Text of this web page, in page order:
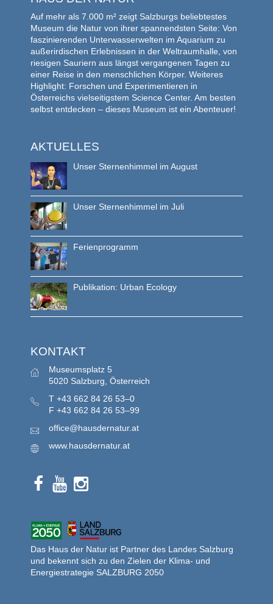
Auf mehr als 7.000 m² zeigt Salzburgs beliebtestes
Museum die Natur von ihrer spannendsten Seite: Von
faszinierenden Unterwasserwelten im Aquarium zu
außerirdischen Erlebnissen in der Weltraumhalle, von
riesigen Sauriern aus längst vergangenen Tagen zu
einer Reise in den menschlichen Körper. Weiteres
Highlight: Forschen und Experimentieren in
Österreichs vielseitigstem Science Center. Am besten
selbst entdecken – dieses Museum ist ein Abenteuer!
AKTUELLES
Unser Sternenhimmel im August
Unser Sternenhimmel im Juli
Ferienprogramm
Publikation: Urban Ecology
KONTAKT
Museumsplatz 5
5020 Salzburg, Österreich
T +43 662 84 26 53–0
F +43 662 84 26 53–99
office@hausdernatur.at
www.hausdernatur.at
Das Haus der Natur ist Partner des Landes Salzburg
und bekennt sich zu den Zielen der Klima- und
Energiestrategie SALZBURG 2050